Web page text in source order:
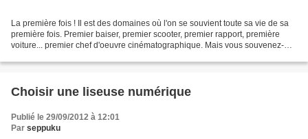
La première fois ! Il est des domaines où l'on se souvient toute sa vie de sa
première fois. Premier baiser, premier scooter, premier rapport, première
voiture... premier chef d'oeuvre cinématographique. Mais vous souvenez-
Choisir une liseuse numérique
Publié le 29/09/2012 à 12:01
Par seppuku